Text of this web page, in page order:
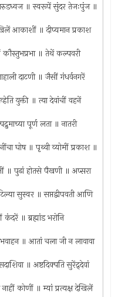
गरुडध्वज ॥ स्वरूपें सुंदर तेजःपुंज ॥
आकाशीं ॥ दीप्यमान प्रकाश
कौस्तुभप्रभा ॥ तेथें कल्पवरी
दाटणी ॥ जैसीं गंधर्वनगरें
युक्ती ॥ त्या देवांचीं वहनें
पूर्ण लता ॥ नातरी
घोष ॥ पृथ्वी व्योमीं प्रकाश ॥
॥ पुढां होतसे पैखणी ॥ अप्सरा
सुस्वर ॥ सप्तद्वीपवती आणि
कंदरें ॥ ब्रह्मांड भरोनि
॥ आतां चला जी न लावावा
॥ अष्टदिक्पति सुरेंद्र्देवां
कोणीं ॥ म्यां प्रत्यक्ष देखिलें